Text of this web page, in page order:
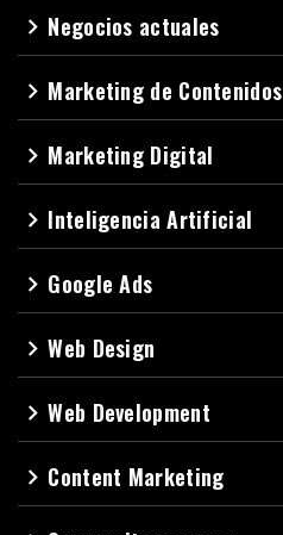
navigate_next Negocios actuales
navigate_next Marketing de Contenidos
navigate_next Marketing Digital
navigate_next Inteligencia Artificial
navigate_next Google Ads
navigate_nextWeb Design
navigate_nextWeb Development
navigate_next Content Marketing